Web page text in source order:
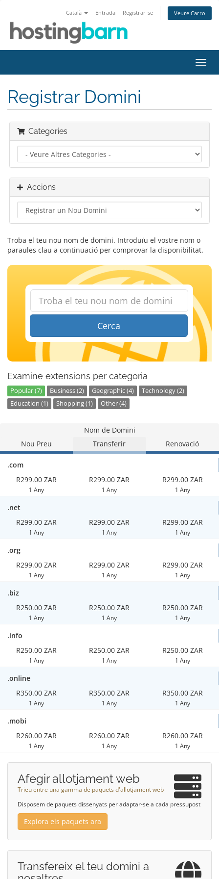
Català Entrada Registrar-se Veure Carro
la
Registrar Domini
Categories
Accions
Troba el teu nou nom de domini. Introduïu el vostre nom o
paraules clau a continuació per comprovar la disponibilitat.
Cerca
Examine extensions per categoria
Popular (7) Business (2) Geographic (4)
Technology (2)
Education (1)
Shopping (1) Other (4)
Nom de Domini
Nou Preu
Transferir Renovació
.com
R299.00 ZAR
1 Any
R299.00 ZAR
1 Any
R299.00 ZAR
1 Any
.net
R299.00 ZAR
1 Any
R299.00 ZAR
1 Any
R299.00 ZAR
1 Any
.org
R299.00 ZAR
1 Any
R299.00 ZAR
1 Any
R299.00 ZAR
1 Any
.biz
R250.00 ZAR
1 Any
R250.00 ZAR
1 Any
R250.00 ZAR
1 Any
.info
R250.00 ZAR
1 Any
R250.00 ZAR
1 Any
R250.00 ZAR
1 Any
.online
R350.00 ZAR
1 Any
R350.00 ZAR
1 Any
R350.00 ZAR
1 Any
.mobi
R260.00 ZAR
1 Any
R260.00 ZAR
1 Any
R260.00 ZAR
1 Any
Afegir allotjament web
Trieu entre una gamma de paquets d'allotjament web
Disposem de paquets dissenyats per adaptar-se a cada pressupost
Explora els paquets ara
Transfereix el teu domini a